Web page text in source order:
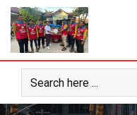
Skip
content